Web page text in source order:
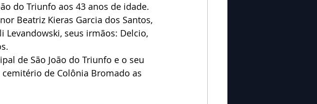
do Triunfo aos 43 anos de idade.
Beatriz Kieras Garcia dos Santos,
Levandowski, seus irmãos: Delcio,
de São João do Triunfo e o seu
de Colônia Bromado as